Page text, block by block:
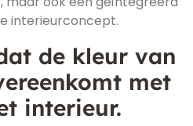
interieurconcept.
de kleur van
met
interieur.